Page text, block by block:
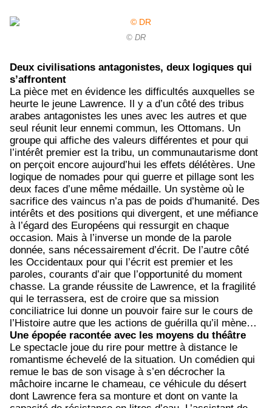
© DR
Deux civilisations antagonistes, deux logiques qui
s’affrontent
La pièce met en évidence les difficultés auxquelles se
heurte le jeune Lawrence. Il y a d’un côté des tribus
arabes antagonistes les unes avec les autres et que
seul réunit leur ennemi commun, les Ottomans. Un
groupe qui affiche des valeurs différentes et pour qui
l’intérêt premier est la tribu, un communautarisme dont
on perçoit encore aujourd’hui les effets délétères. Une
logique de nomades pour qui guerre et pillage sont les
deux faces d’une même médaille. Un système où le
sacrifice des vaincus n’a pas de poids d’humanité. Des
intérêts et des positions qui divergent, et une méfiance
à l’égard des Européens qui ressurgit en chaque
occasion. Mais à l’inverse un monde de la parole
donnée, sans nécessairement d’écrit. De l’autre côté
les Occidentaux pour qui l’écrit est premier et les
paroles, courants d’air que l’opportunité du moment
chasse. La grande réussite de Lawrence, et la fragilité
qui le terrassera, est de croire que sa mission
conciliatrice lui donne un pouvoir faire sur le cours de
l’Histoire autre que les actions de guérilla qu’il mène…
Une épopée racontée avec les moyens du théâtre
Le spectacle joue du rire pour mettre à distance le
romantisme échevelé de la situation. Un comédien qui
remue le bas de son visage à s’en décrocher la
mâchoire incarne le chameau, ce véhicule du désert
dont Lawrence fera sa monture et dont on vante la